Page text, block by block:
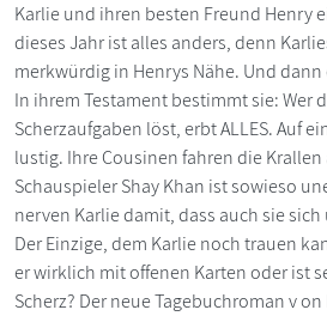
Karlie und ihren besten Freund Henry
dieses Jahr ist alles anders, denn
merkwürdig in Henrys Nähe. Und
In ihrem Testament bestimmt sie: Wer
Scherzaufgaben löst, erbt ALLES. Auf
lustig. Ihre Cousinen fahren die
Schauspieler Shay Khan ist sowieso
nerven Karlie damit, dass auch sie
Der Einzige, dem Karlie noch trauen
er wirklich mit offenen Karten oder ist
Scherz? Der neue Tagebuchroman v